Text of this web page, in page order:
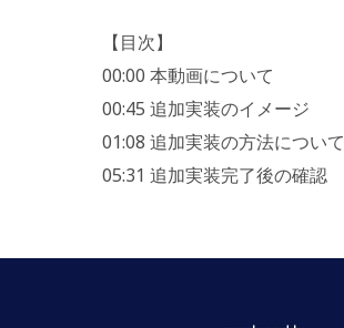
【目次】
00:00 本動画について
00:45 追加実装のイメージ
01:08 追加実装の方法について
05:31 追加実装完了後の確認